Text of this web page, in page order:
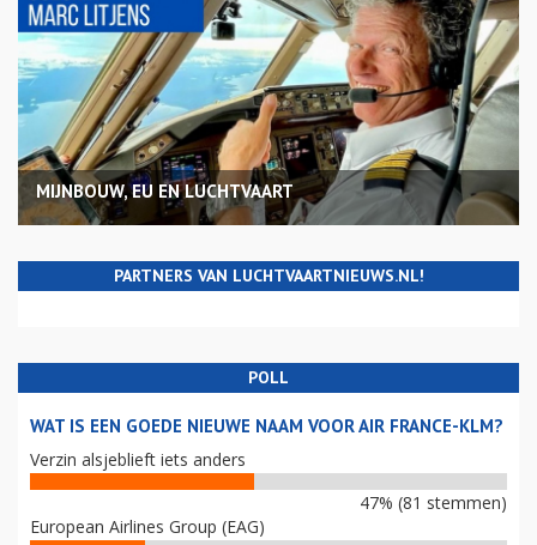
MIJNBOUW, EU EN LUCHTVAART
PARTNERS VAN LUCHTVAARTNIEUWS.NL!
POLL
WAT IS EEN GOEDE NIEUWE NAAM VOOR AIR FRANCE-KLM?
Verzin alsjeblieft iets anders
47% (81 stemmen)
European Airlines Group (EAG)